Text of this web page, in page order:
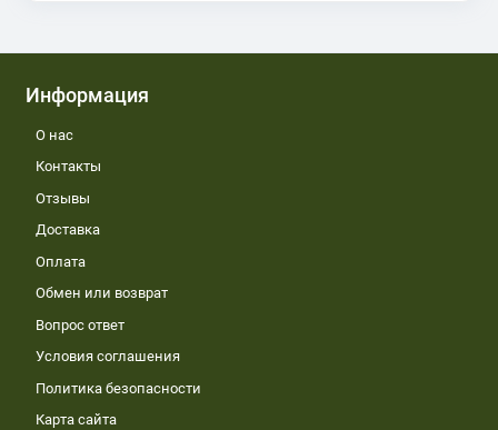
Информация
О нас
Контакты
Отзывы
Доставка
Оплата
Обмен или возврат
Вопрос ответ
Условия соглашения
Политика безопасности
Карта сайта